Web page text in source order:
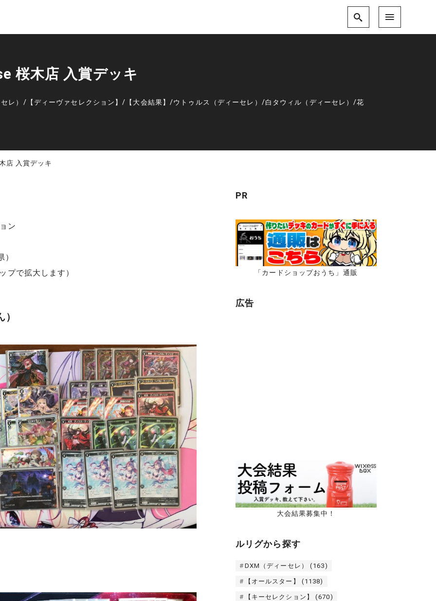
桜木店 入賞デッキ
レ） / 【ディーヴァセレクション】/ 【大会結果】/ウトゥルス（ディーセレ） /白タウィル（ディーセレ）/花
店 入賞デッキ
ン
プで拡大します）
PR
「カードショップおうち」通販
広告
大会結果募集中！
ルリグから探す
DXM（ディーセレ） (163)
【オールスター】 (1138)
【キーセレクション】 (670)